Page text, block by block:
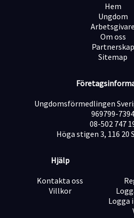
Hem
Ungdom
Arbetsgivare
Om oss
Partnerskap
Sitemap
Ungdomsförmedlingen
969799-7394
08-502 747
Höga stigen 3, 116 20
Hjälp
Kontakta oss
Villkor
Logga